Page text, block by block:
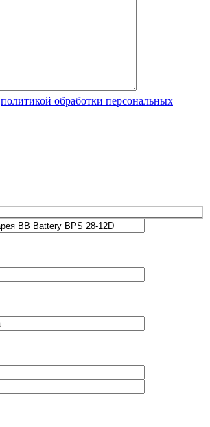
политикой обработки персональных